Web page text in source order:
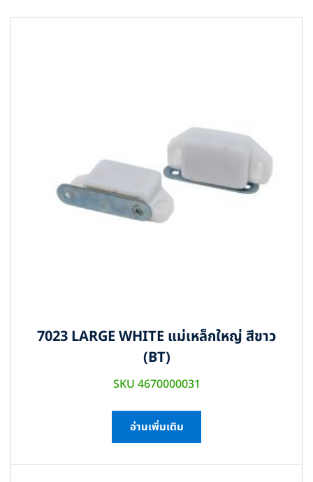
7023 LARGE WHITE แม่เหล็กใหญ่ สีขาว
(BT)
SKU 4670000031
อ่านเพิ่มเติม